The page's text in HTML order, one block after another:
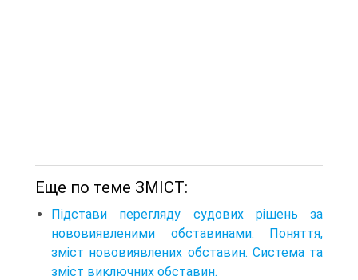
Еще по теме ЗМІСТ:
Підстави перегляду судових рішень за
нововиявленими обставинами. Поняття,
зміст нововиявлених обставин. Система та
зміст виключних обставин.